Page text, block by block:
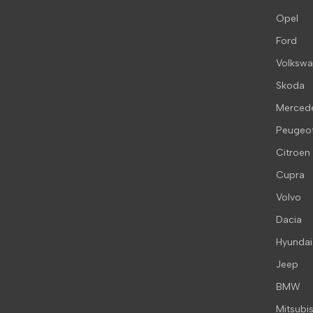
Opel
Ford
Skoda
Citroen
Cupra
Volvo
Dacia
Hyundai
Jeep
BMW